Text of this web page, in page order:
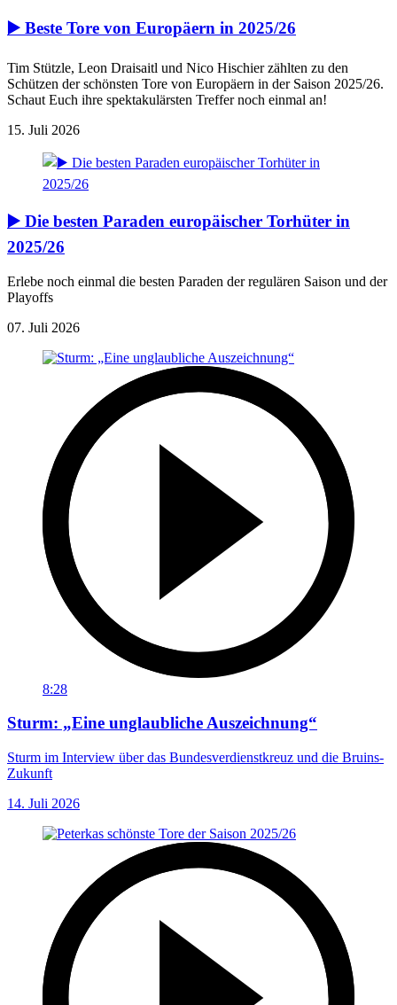
▶️ Beste Tore von Europäern in 2025/26
Tim Stützle, Leon Draisaitl und Nico Hischier zählten zu den
Schützen der schönsten Tore von Europäern in der Saison 2025/26.
Schaut Euch ihre spektakulärsten Treffer noch einmal an!
15. Juli 2026
▶️ Die besten Paraden europäischer Torhüter in
2025/26
Erlebe noch einmal die besten Paraden der regulären Saison und der
Playoffs
07. Juli 2026
8:28
Sturm: „Eine unglaubliche Auszeichnung“
Sturm im Interview über das Bundesverdienstkreuz und die Bruins-
Zukunft
14. Juli 2026